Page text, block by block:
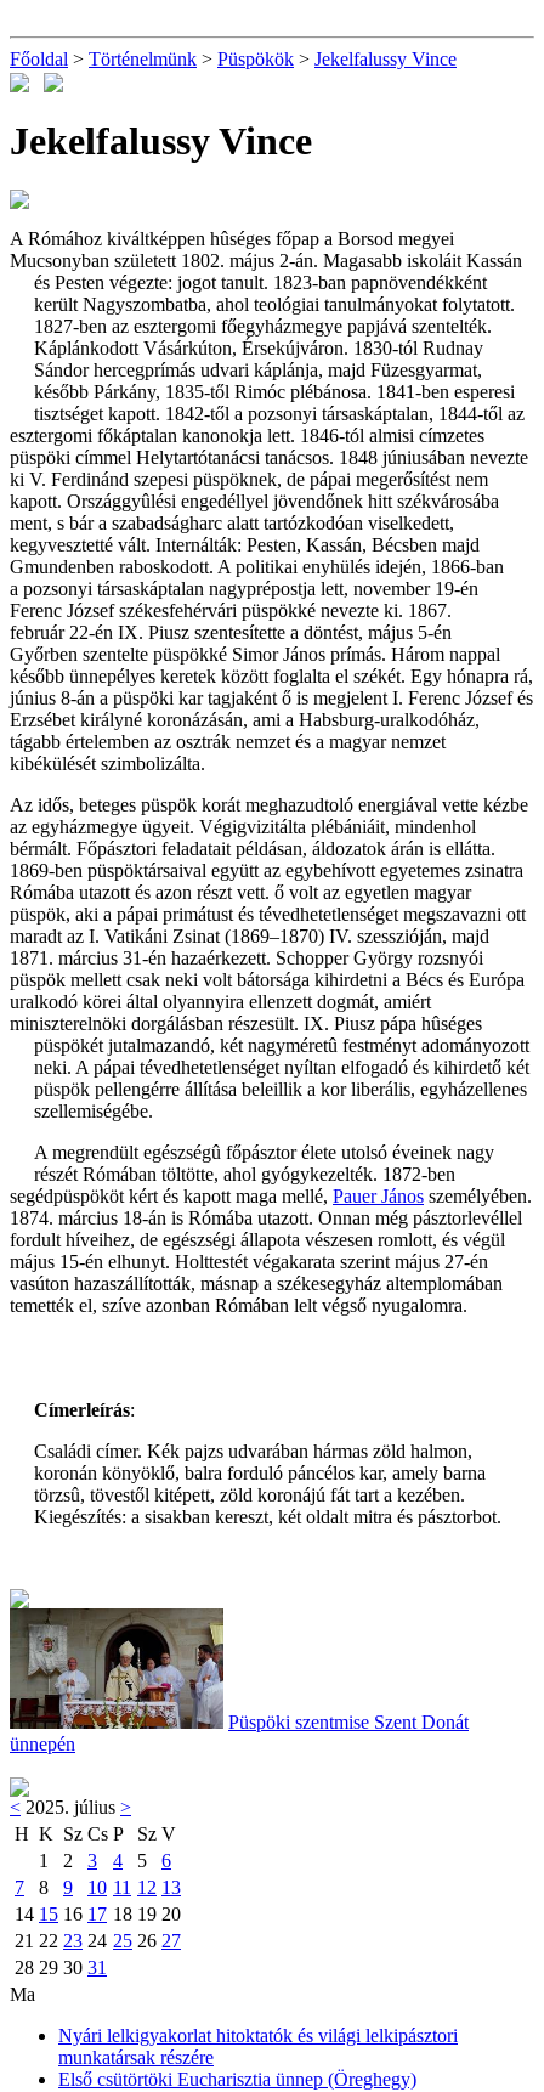
Főoldal > Történelmünk > Püspökök > Jekelfalussy Vince
Jekelfalussy Vince
A Rómához kiváltképpen hûséges főpap a Borsod megyei
Mucsonyban született 1802. május 2-án. Magasabb iskoláit Kassán
és Pesten végezte: jogot tanult. 1823-ban papnövendékként
került Nagyszombatba, ahol teológiai tanulmányokat folytatott.
1827-ben az esztergomi főegyházmegye papjává szentelték.
Káplánkodott Vásárkúton, Érsekújváron. 1830-tól Rudnay
Sándor hercegprímás udvari káplánja, majd Füzesgyarmat,
később Párkány, 1835-től Rimóc plébánosa. 1841-ben esperesi
tisztséget kapott. 1842-től a pozsonyi társaskáptalan, 1844-től az
esztergomi főkáptalan kanonokja lett. 1846-tól almisi címzetes
püspöki címmel Helytartótanácsi tanácsos. 1848 júniusában nevezte
ki V. Ferdinánd szepesi püspöknek, de pápai megerősítést nem
kapott. Országgyûlési engedéllyel jövendőnek hitt székvárosába
ment, s bár a szabadságharc alatt tartózkodóan viselkedett,
kegyvesztetté vált. Internálták: Pesten, Kassán, Bécsben majd
Gmundenben raboskodott. A politikai enyhülés idején, 1866-ban
a pozsonyi társaskáptalan nagyprépostja lett, november 19-én
Ferenc József székesfehérvári püspökké nevezte ki. 1867.
február 22-én IX. Piusz szentesítette a döntést, május 5-én
Győrben szentelte püspökké Simor János prímás. Három nappal
később ünnepélyes keretek között foglalta el székét. Egy hónapra rá,
június 8-án a püspöki kar tagjaként ő is megjelent I. Ferenc József és
Erzsébet királyné koronázásán, ami a Habsburg-uralkodóház,
tágabb értelemben az osztrák nemzet és a magyar nemzet
kibékülését szimbolizálta.
Az idős, beteges püspök korát meghazudtoló energiával vette kézbe
az egyházmegye ügyeit. Végigvizitálta plébániáit, mindenhol
bérmált. Főpásztori feladatait példásan, áldozatok árán is ellátta.
1869-ben püspöktársaival együtt az egybehívott egyetemes zsinatra
Rómába utazott és azon részt vett. ő volt az egyetlen magyar
püspök, aki a pápai primátust és tévedhetetlenséget megszavazni ott
maradt az I. Vatikáni Zsinat (1869–1870) IV. szesszióján, majd
1871. március 31-én hazaérkezett. Schopper György rozsnyói
püspök mellett csak neki volt bátorsága kihirdetni a Bécs és Európa
uralkodó körei által olyannyira ellenzett dogmát, amiért
miniszterelnöki dorgálásban részesült. IX. Piusz pápa hûséges
püspökét jutalmazandó, két nagyméretû festményt adományozott
neki. A pápai tévedhetetlenséget nyíltan elfogadó és kihirdető két
püspök pellengérre állítása beleillik a kor liberális, egyházellenes
szellemiségébe.
A megrendült egészségû főpásztor élete utolsó éveinek nagy
részét Rómában töltötte, ahol gyógykezelték. 1872-ben
segédpüspököt kért és kapott maga mellé, Pauer János személyében.
1874. március 18-án is Rómába utazott. Onnan még pásztorlevéllel
fordult híveihez, de egészségi állapota vészesen romlott, és végül
május 15-én elhunyt. Holttestét végakarata szerint május 27-én
vasúton hazaszállították, másnap a székesegyház altemplomában
temették el, szíve azonban Rómában lelt végső nyugalomra.
Címerleírás:
Családi címer. Kék pajzs udvarában hármas zöld halmon,
koronán könyöklő, balra forduló páncélos kar, amely barna
törzsû, tövestől kitépett, zöld koronájú fát tart a kezében.
Kiegészítés: a sisakban kereszt, két oldalt mitra és pásztorbot.
Püspöki szentmise Szent Donát
ünnepén
< 2025. július >
H K Sz Cs P Sz V
1
2 3 4 5
6
7
8 9 10 11 12 13
14 15 16 17 18 19 20
21 22 23 24 25 26 27
28 29 30 31
Ma
Nyári lelkigyakorlat hitoktatók és világi lelkipásztori
munkatársak részére
Első csütörtöki Eucharisztia ünnep (Öreghegy)